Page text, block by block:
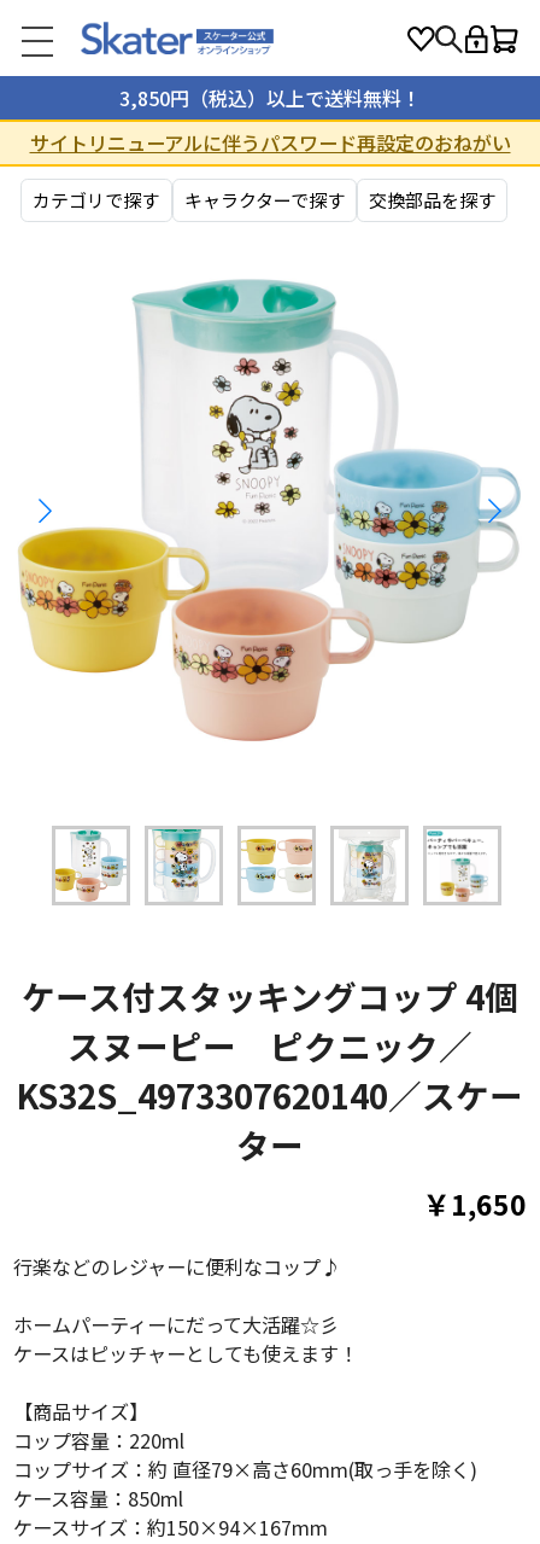
3,850円（税込）以上で送料無料！
サイトリニューアルに伴うパスワード再設定のおねがい
カテゴリで探す キャラクターで探す 交換部品を探す
ケース付スタッキングコップ 4個
スヌーピー ピクニック／
KS32S_4973307620140／スケー
ター
￥1,650
行楽などのレジャーに便利なコップ♪
ホームパーティーにだって大活躍☆彡
ケースはピッチャーとしても使えます！
【商品サイズ】
コップ容量：220ml
コップサイズ：約 直径79×高さ60mm(取っ手を除く)
ケース容量：850ml
ケースサイズ：約150×94×167mm